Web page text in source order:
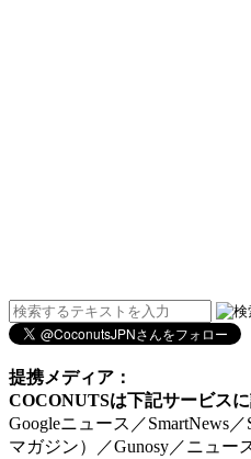
提携メディア：
COCONUTSは下記サービス
Googleニュース／SmartNews
マガジン）／Gunosy／ニュー